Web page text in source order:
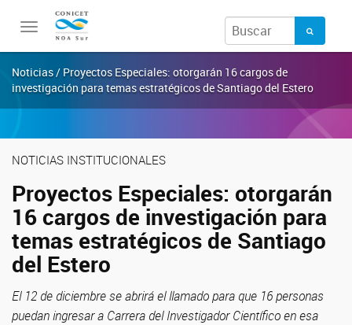
Toggle
navigation
Noticias / Proyectos Especiales: otorgarán 16 cargos de
investigación para temas estratégicos de Santiago del Estero
NOTICIAS INSTITUCIONALES
Proyectos Especiales: otorgarán
16 cargos de investigación para
temas estratégicos de Santiago
del Estero
El 12 de diciembre se abrirá el llamado para que 16 personas
puedan ingresar a Carrera del Investigador Científico en esa